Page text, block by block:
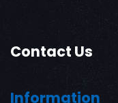
Contact Us
Information